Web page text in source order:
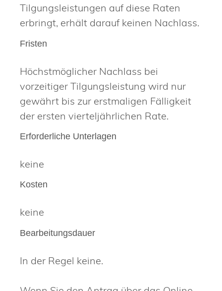
Tilgungsleistungen auf diese Raten
erbringt, erhält darauf keinen Nachlass.
Fristen
Höchstmöglicher Nachlass bei
vorzeitiger Tilgungsleistung wird nur
gewährt bis zur erstmaligen Fälligkeit
der ersten vierteljährlichen Rate.
Erforderliche Unterlagen
keine
Kosten
keine
Bearbeitungsdauer
In der Regel keine.